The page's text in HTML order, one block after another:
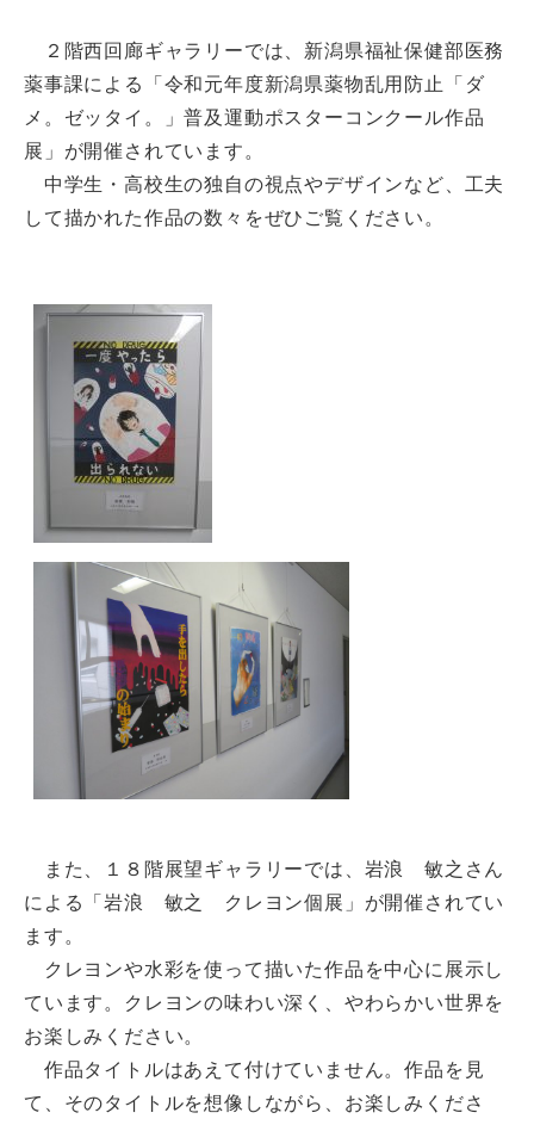
２階西回廊ギャラリーでは、新潟県福祉保健部医務
薬事課による「令和元年度新潟県薬物乱用防止「ダ
メ。ゼッタイ。」普及運動ポスターコンクール作品
展」が開催されています。
中学生・高校生の独自の視点やデザインなど、工夫
して描かれた作品の数々をぜひご覧ください。
また、１８階展望ギャラリーでは、岩浪 敏之さん
による「岩浪 敏之 クレヨン個展」が開催されてい
ます。
クレヨンや水彩を使って描いた作品を中心に展示し
ています。クレヨンの味わい深く、やわらかい世界を
お楽しみください。
作品タイトルはあえて付けていません。作品を見
て、そのタイトルを想像しながら、お楽しみくださ